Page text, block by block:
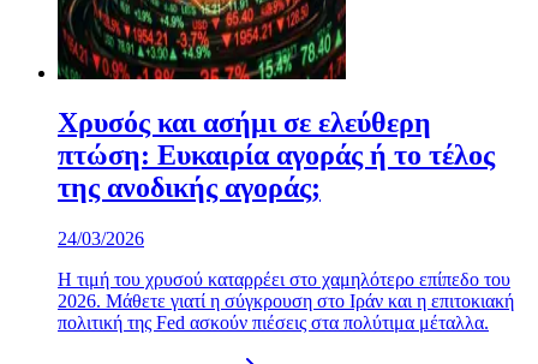
Χρυσός και ασήμι σε ελεύθερη
πτώση: Ευκαιρία αγοράς ή το τέλος
της ανοδικής αγοράς;
24/03/2026
Η τιμή του χρυσού καταρρέει στο χαμηλότερο επίπεδο του
2026. Μάθετε γιατί η σύγκρουση στο Ιράν και η επιτοκιακή
πολιτική της Fed ασκούν πιέσεις στα πολύτιμα μέταλλα.